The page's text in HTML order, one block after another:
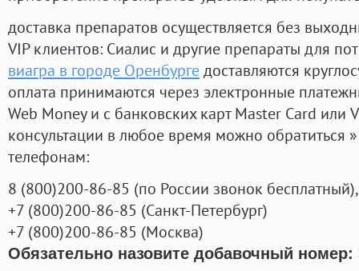
доставка препаратов осуществляется без
VIP клиентов: Сиалис и другие препараты для
виагра в городе Оренбургедоставляются
оплата принимаются через электронные
Web Money и с банковских карт Master Card или
консультации в любое время можно обратиться
телефонам:
8 (800)200-86-85 (по России звонок бесплатный),
+7 (800)200-86-85 (Санкт-Петербург)
+7 (800)200-86-85 (Москва)
Обязательно назовите добавочный номер: